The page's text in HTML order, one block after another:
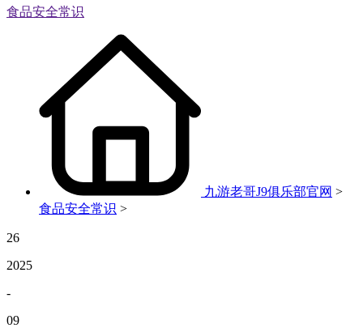
食品安全常识
九游老哥J9俱乐部官网 >
食品安全常识 >
26
2025
-
09